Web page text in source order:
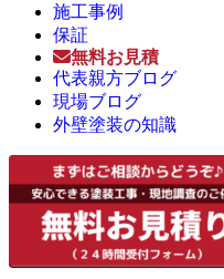
施工事例
保証
無料お見積
代表親方ブログ
現場ブログ
外壁塗装の知識